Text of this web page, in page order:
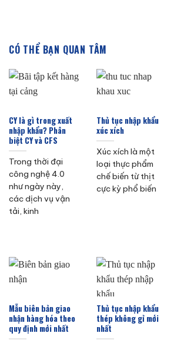
CÓ THỂ BẠN QUAN TÂM
CY là gì trong xuất
nhập khẩu? Phân
biệt CY và CFS
Trong thời đại
công nghệ 4.0
như ngày này,
các dịch vụ vận
tải, kinh
Thủ tục nhập khẩu
xúc xích
Xúc xích là một
loại thực phẩm
chế biến từ thịt
cực kỳ phổ biến
Mẫu biên bản giao
nhận hàng hóa theo
quy định mới nhất
Thủ tục nhập khẩu
thép không gỉ mới
nhất